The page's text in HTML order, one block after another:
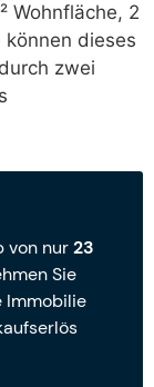
Wohnfläche, 2
können dieses
zwei
von nur23
Sie
Immobilie